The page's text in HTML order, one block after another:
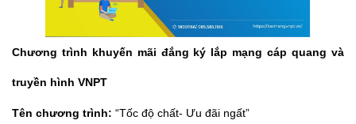
Chương trình khuyến mãi đắng ký lắp mạng cáp quang và
truyền hình VNPT
Tên chương trình: “Tốc độ chất- Ưu đãi ngất”